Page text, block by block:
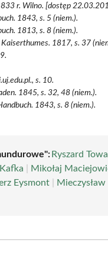
r. Wilno. [dostęp
1843, s. 5 (niem.).
1813, s. 8 (niem.).
1817, s. 37
s. 10.
1845, s. 32, 48 (niem.).
1843, s. 8 (niem.).
Ryszard
Mikołaj
Eysmont
Mieczysław